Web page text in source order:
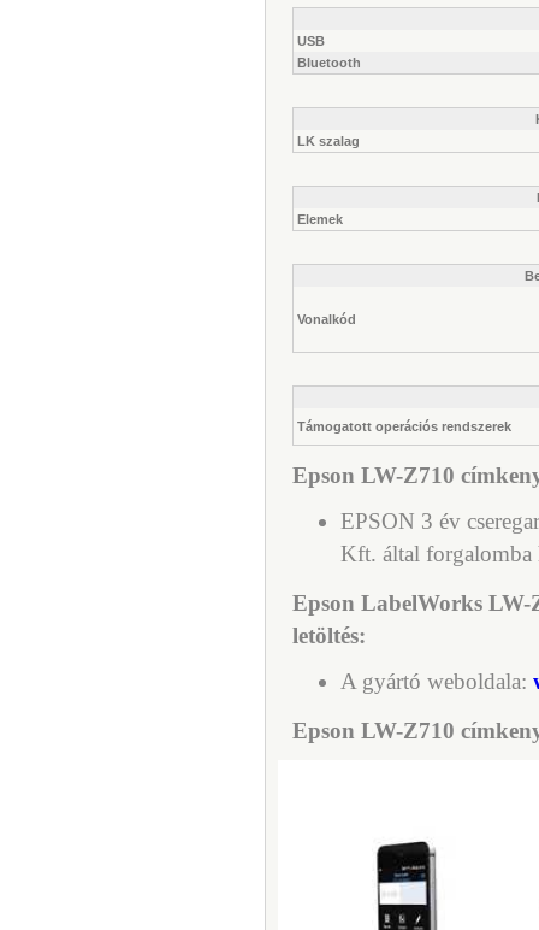
USB
Bluetooth
LK szalag
Elemek
Vonalkód
Támogatott operációs rendszerek
Epson LW-Z710
EPSON 3 év
Kft. által forgalomba
Epson LabelWorks
letöltés:
A gyártó weboldala:
Epson LW-Z710